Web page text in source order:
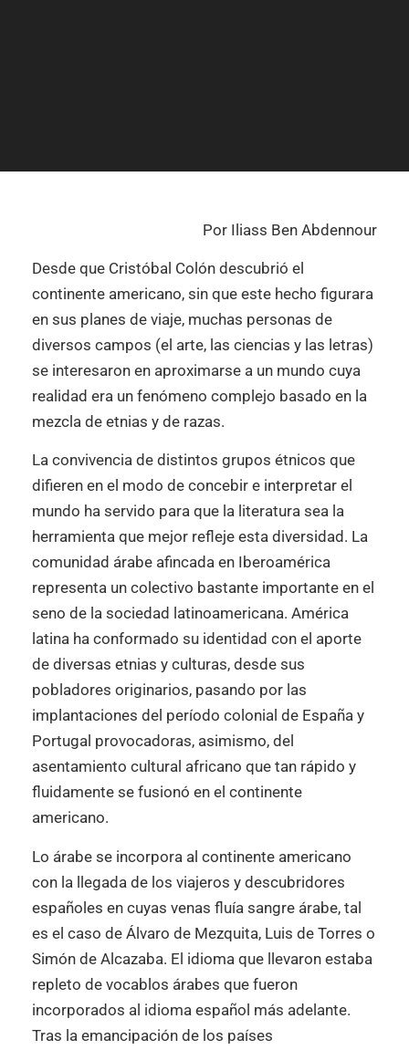
Por Iliass Ben Abdennour
Desde que Cristóbal Colón descubrió el
continente americano, sin que este hecho figurara
en sus planes de viaje, muchas personas de
diversos campos (el arte, las ciencias y las letras)
se interesaron en aproximarse a un mundo cuya
realidad era un fenómeno complejo basado en la
mezcla de etnias y de razas.
La convivencia de distintos grupos étnicos que
difieren en el modo de concebir e interpretar el
mundo ha servido para que la literatura sea la
herramienta que mejor refleje esta diversidad. La
comunidad árabe afincada en Iberoamérica
representa un colectivo bastante importante en el
seno de la sociedad latinoamericana. América
latina ha conformado su identidad con el aporte
de diversas etnias y culturas, desde sus
pobladores originarios, pasando por las
implantaciones del período colonial de España y
Portugal provocadoras, asimismo, del
asentamiento cultural africano que tan rápido y
fluidamente se fusionó en el continente
americano.
Lo árabe se incorpora al continente americano
con la llegada de los viajeros y descubridores
españoles en cuyas venas fluía sangre árabe, tal
es el caso de Álvaro de Mezquita, Luis de Torres o
Simón de Alcazaba. El idioma que llevaron estaba
repleto de vocablos árabes que fueron
incorporados al idioma español más adelante.
Tras la emancipación de los países